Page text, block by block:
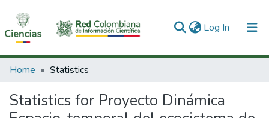
Log In (current)
Communities & Collections
All of DSpace
Home Statistics
Statistics for Proyecto Dinámica